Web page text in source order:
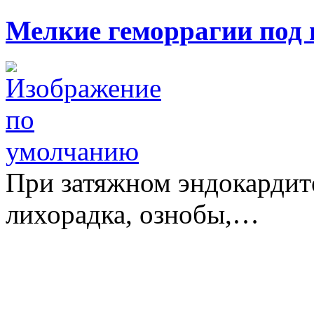
Мелкие геморрагии под
При затяжном
лихорадка, ознобы,…